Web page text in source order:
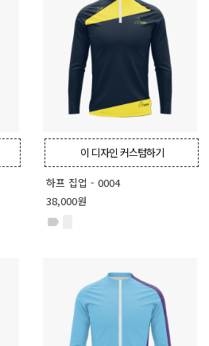
이 디자인 커스텀하기
하프 집업 - 0004
38,000원
label